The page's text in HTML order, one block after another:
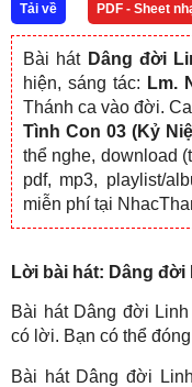
Tải về PDF - Sheet
Bài hát Dâng đời
hiện, sáng tác: Lm.
Thánh ca vào đời.
Tình Con 03 (Kỷ
thể nghe, download
pdf, mp3, playlist/
miễn phí tại
Lời bài hát: Dâng đời
Bài hát Dâng đời
có lời. Bạn có thể
Bài hát Dâng đời